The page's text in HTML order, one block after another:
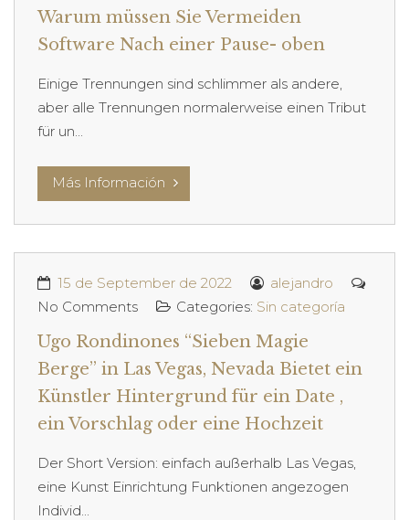
Warum müssen Sie Vermeiden
Software Nach einer Pause- oben
Einige Trennungen sind schlimmer als andere,
aber alle Trennungen normalerweise einen Tribut
für un...
Más Información
15 de September de 2022
alejandro
No Comments
Categories: Sin categoría
Ugo Rondinones “Sieben Magie
Berge” in Las Vegas, Nevada Bietet ein
Künstler Hintergrund für ein Date ,
ein Vorschlag oder eine Hochzeit
Der Short Version: einfach außerhalb Las Vegas,
eine Kunst Einrichtung Funktionen angezogen
Individ...